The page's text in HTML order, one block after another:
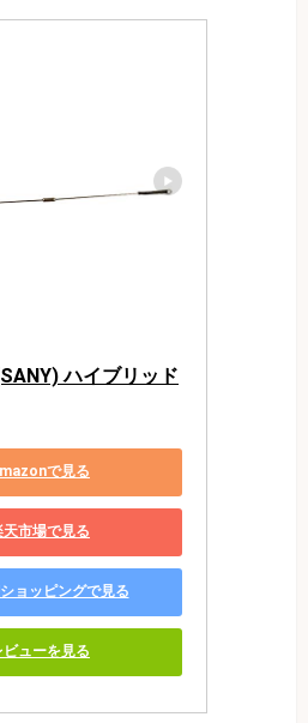
ハイブリッド
で見る
天市場で見る
ョッピングで見る
ビューを見る